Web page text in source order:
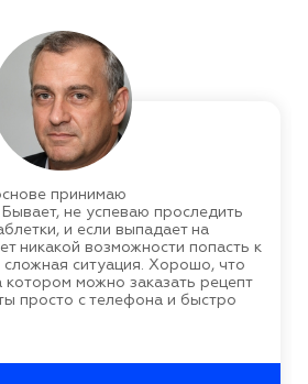
принимаю
не успеваю проследить
и если выпадает на
никакой возможности попасть к
сложная ситуация. Хорошо, что
котором можно заказать рецепт
просто с телефона и быстро